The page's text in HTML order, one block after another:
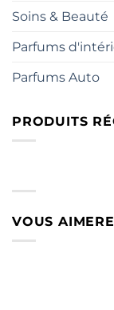
Soins & Beauté
Parfums
Parfums Auto
PRODUITS
VOUS